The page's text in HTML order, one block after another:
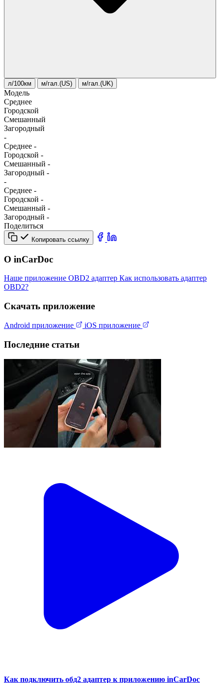
л/100км м/гал.(US) м/гал.(UK)
Модель
Среднее
Городской
Смешанный
Загородный
-
Среднее -
Городской -
Смешанный -
Загородный -
-
Среднее -
Городской -
Смешанный -
Загородный -
Поделиться
Копировать ссылку
О inCarDoc
Наше приложение OBD2 адаптер Как использовать адаптер
OBD2?
Скачать приложение
Android приложение iOS приложение
Последние статьи
Как подключить обд2 адаптер к приложению inCarDoc